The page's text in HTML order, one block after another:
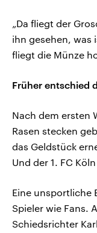
„Da fliegt der
ihn gesehen, was
fliegt die Münze
Früher entschied
Nach dem ersten
Rasen stecken
das Geldstück
Und der 1. FC
Eine unsportliche
Spieler wie Fans.
Schiedsrichter